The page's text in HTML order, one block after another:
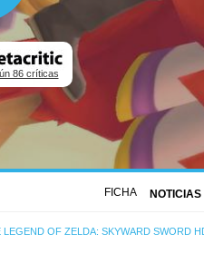
86 críticas
FICHA NOTICIAS
LEGEND OF ZELDA: SKYWARD SWORD